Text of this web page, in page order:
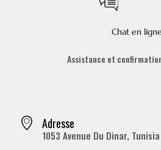
Chat en ligne
Assistance et
Adresse
1053 Avenue Du Dinar,